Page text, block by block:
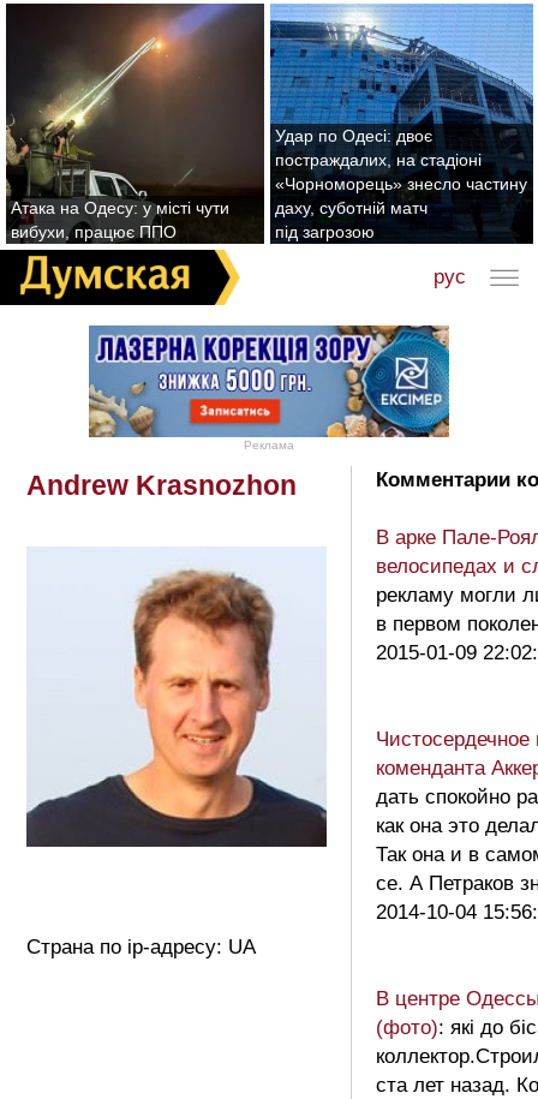
Атака на Одесу: у місті чути
вибухи, працює ППО
Удар по Одесі: двоє
постраждалих, на стадіоні
«Чорноморець» знесло частину
даху, суботній матч
під загрозою
рус
Реклама
Andrew Krasnozhon
Страна по ip-адресу: UA
Комментарии
В арке Пале-
велосипедах и
рекламу могли
в первом
2015-01-09
коменданта
дать спокойно
как она это
Так она и в
се. А Петраков
2014-10-04
В центре
(фото): які до
ста лет назад.